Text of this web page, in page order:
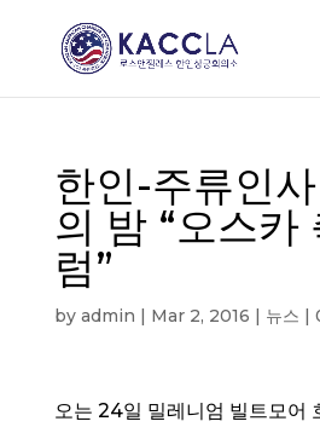
한인-주류인
의 밤 “오스카
럼”
by admin | Mar 2, 2016 | 뉴스 |
오는 24일 밀레니엄 빌트모어